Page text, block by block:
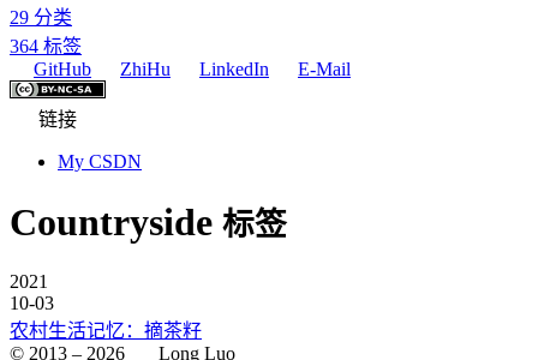
29 分类
364 标签
GitHub
ZhiHu LinkedIn E-Mail
链接
My CSDN
Countryside 标签
2021
10-03
农村生活记忆：摘茶籽
© 2013 – 2026 Long Luo